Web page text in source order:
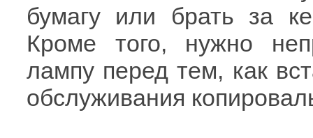
бумагу или брать за
Кроме того, нужно
лампу перед тем, как
обслуживания